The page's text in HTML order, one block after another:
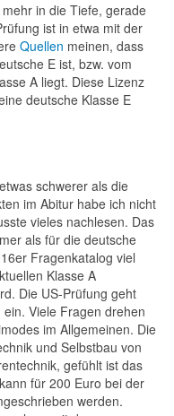
in die Tiefe, gerade
ist in etwa mit der
Quellen meinen, dass
E ist, bzw. vom
A liegt. Diese Lizenz
deutsche Klasse E
schwerer als die
im Abitur habe ich nicht
vieles nachlesen. Das
als für die deutsche
Fragenkatalog viel
Klasse A
Die US-Prüfung geht
Viele Fragen drehen
im Allgemeinen. Die
und Selbstbau von
gefühlt ist das
für 200 Euro bei der
werden.